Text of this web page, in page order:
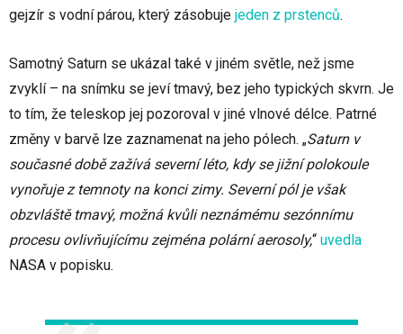
gejzír s vodní párou, který zásobuje jeden z prstenců.
Samotný Saturn se ukázal také v jiném světle, než jsme
zvyklí – na snímku se jeví tmavý, bez jeho typických skvrn. Je
to tím, že teleskop jej pozoroval v jiné vlnové délce. Patrné
změny v barvě lze zaznamenat na jeho pólech. „Saturn v
současné době zažívá severní léto, kdy se jižní polokoule
vynořuje z temnoty na konci zimy. Severní pól je však
obzvláště tmavý, možná kvůli neznámému sezónnímu
procesu ovlivňujícímu zejména polární aerosoly,“ uvedla
NASA v popisku.